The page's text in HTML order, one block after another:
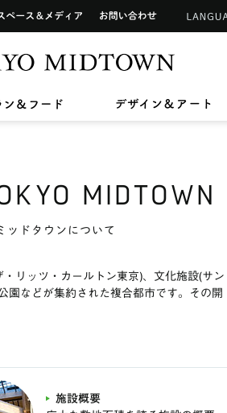
ァレンス イベントスペース&メディア
お問い合わせ
レストラン&フード デ
9(日) 2026/7/
31(月)
ン》新
31(月)
東京ミッドタウン
リッツ・カールトン東京 東京ミッドタウン
メーションカウンター
なカードについて
ーサービス
MIDTOWN
ッドタウンについて
リッツ・カールトン東京)、文化施設(サン
園などが集約された複合都市です。その開
施設概要